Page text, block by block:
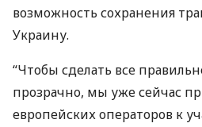
возможность сохранения
Украину.
“Чтобы сделать все
прозрачно, мы уже сейчас
европейских операторов к